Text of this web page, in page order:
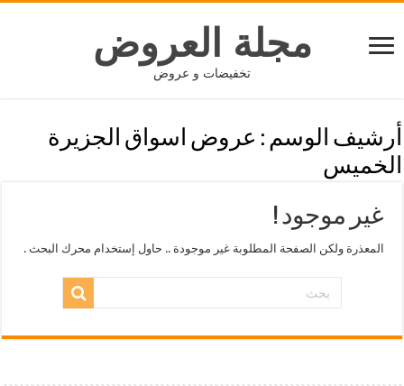
مجلة العروض
تخفيضات و عروض
أرشيف الوسم : عروض اسواق الجزيرة
الخميس
غير موجود !
المعذرة ولكن الصفحة المطلوبة غير موجودة .. حاول إستخدام محرك البحث .